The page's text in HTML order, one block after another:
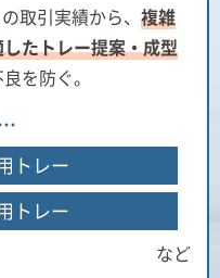
取引実績から、 複雑
たトレー提案・成型
を防ぐ。
トレー
トレー
など